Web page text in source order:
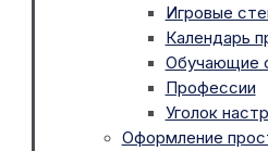
Игровые
Календарь
Обучающие
Профессии
Уголок
Оформление